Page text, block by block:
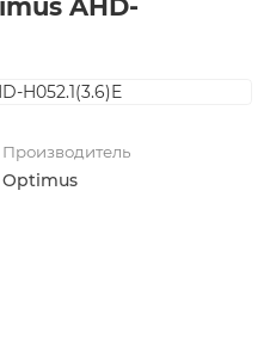
AHD-
Производитель
Optimus